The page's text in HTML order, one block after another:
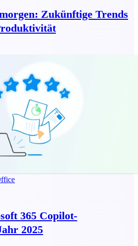
Zukünftige Trends
365 Copilot-
2025